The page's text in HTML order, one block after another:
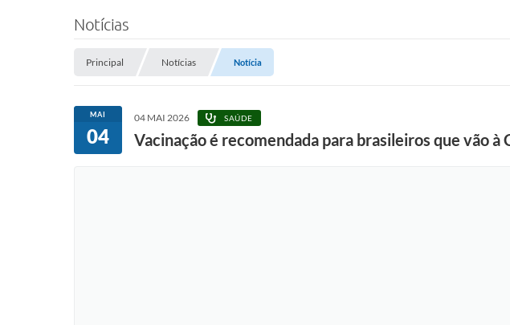
Notícias
Principal Notícias Notícia
MAI
04
04 MAI 2026 SAÚDE
Vacinação é recomendada para brasileiros que vão à